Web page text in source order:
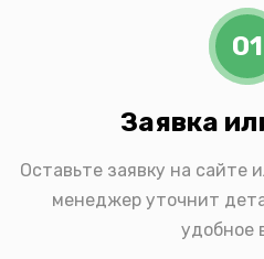
01
Заявка
Оставьте заявку на сайте
менеджер уточнит
удобное